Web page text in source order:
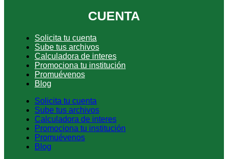
CUENTA
Solicita tu cuenta
Sube tus archivos
Calculadora de interes
Promociona tu institución
Promuévenos
Blog
Solicita tu cuenta
Sube tus archivos
Calculadora de interes
Promociona tu institución
Promuévenos
Blog